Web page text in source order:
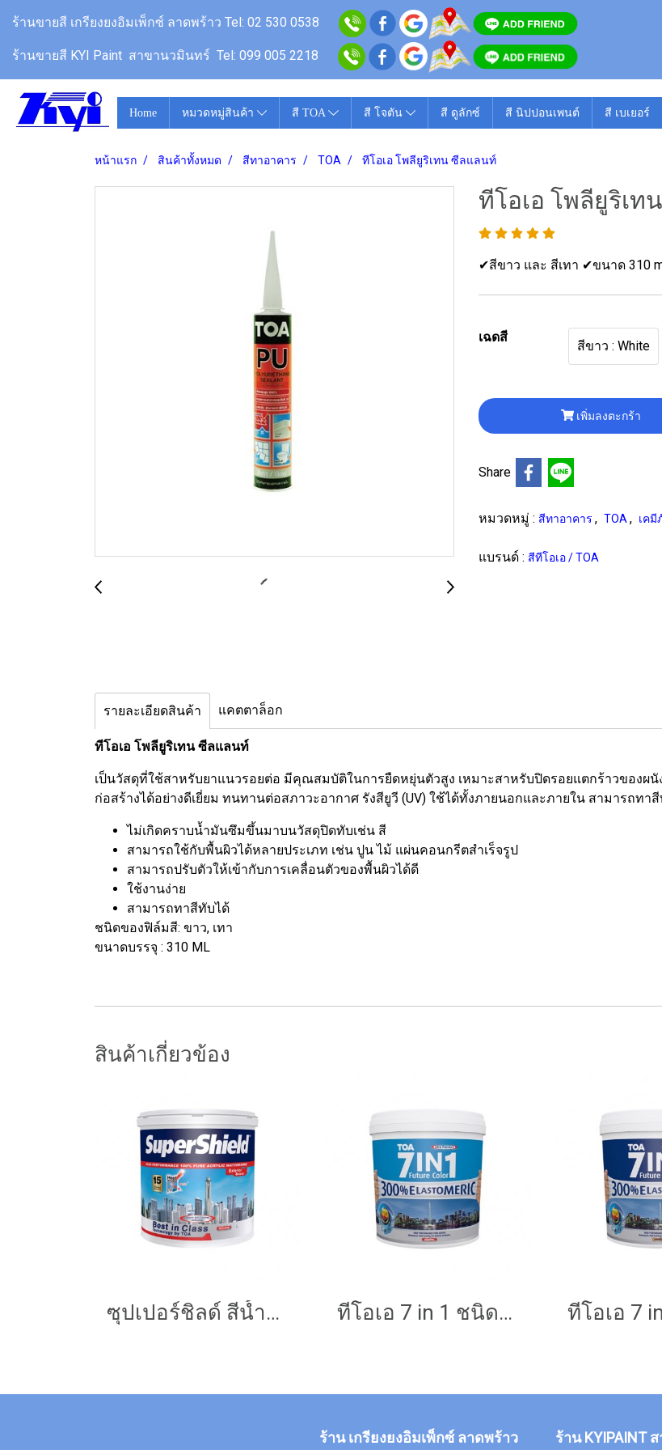
ร้านขายสี เกรียงยงอิมเพ็กซ์ ลาดพร้าว Tel: 02 530 0538
ร้านขายสี KYI Paint สาขานวมินทร์ Tel: 099 005 2218
Home หมวดหมู่สินค้า สี TOA สี โจตัน สี ดูลักซ์ สี นิปปอนเพนต์ สี เบเยอร์
หน้าแรก สินค้าทั้งหมด สีทาอาคาร TOA ทีโอเอ โพลียูริเทน ซีลแลนท์
ทีโอเอ โพลียูริเ
✔สีขาว และ สีเทา ✔ขนาด 310
เฉดสี
สีขาว : White
เพิ่มลงตะกร้า
Share
หมวดหมู่ : สีทาอาคาร , TOA , เค
แบรนด์ : สีทีโอเอ / TOA
รายละเอียดสินค้า แคตตาล็อก
ทีโอเอ โพลียูริเทน ซีลแลนท์
เป็นวัสดุที่ใช้สาหรับยาแนวรอยต่อ มีคุณสมบัติในการยืดหยุ่นตัวสูง เหมาะสาหรับปิดรอยแตกร้าวของผ
ก่อสร้างได้อย่างดีเยี่ยม ทนทานต่อสภาวะอากาศ รังสียูวี (UV) ใช้ได้ทั้งภายนอกและภายใน สามารถทา
ไม่เกิดคราบน้ำมันซึมขึ้นมาบนวัสดุปิดทับเช่น สี
สามารถใช้กับพื้นผิวได้หลายประเภท เช่น ปูน ไม้ แผ่นคอนกรีตสำเร็จรูป
สามารถปรับตัวให้เข้ากับการเคลื่อนตัวของพื้นผิวได้ดี
ใช้งานง่าย
สามารถทาสีทับได้
ชนิดของฟิล์มสี: ขาว, เทา
ขนาดบรรจุ : 310 ML
สินค้าเกี่ยวข้อง
ซุปเปอร์ชิลด์ สีน้ำอะคริลิก ชนิดกึ่งเงา ทีโอเอ 7 in 1 ชนิดกึ่งเนียน
ร้าน เกรียงยงอิมเพ็กซ์ ลาดพร้าว ร้าน KYIPAINT